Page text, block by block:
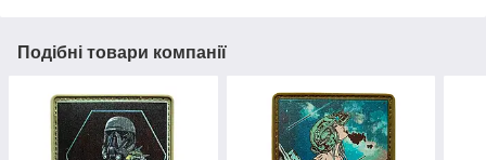
Подібні товари компанії